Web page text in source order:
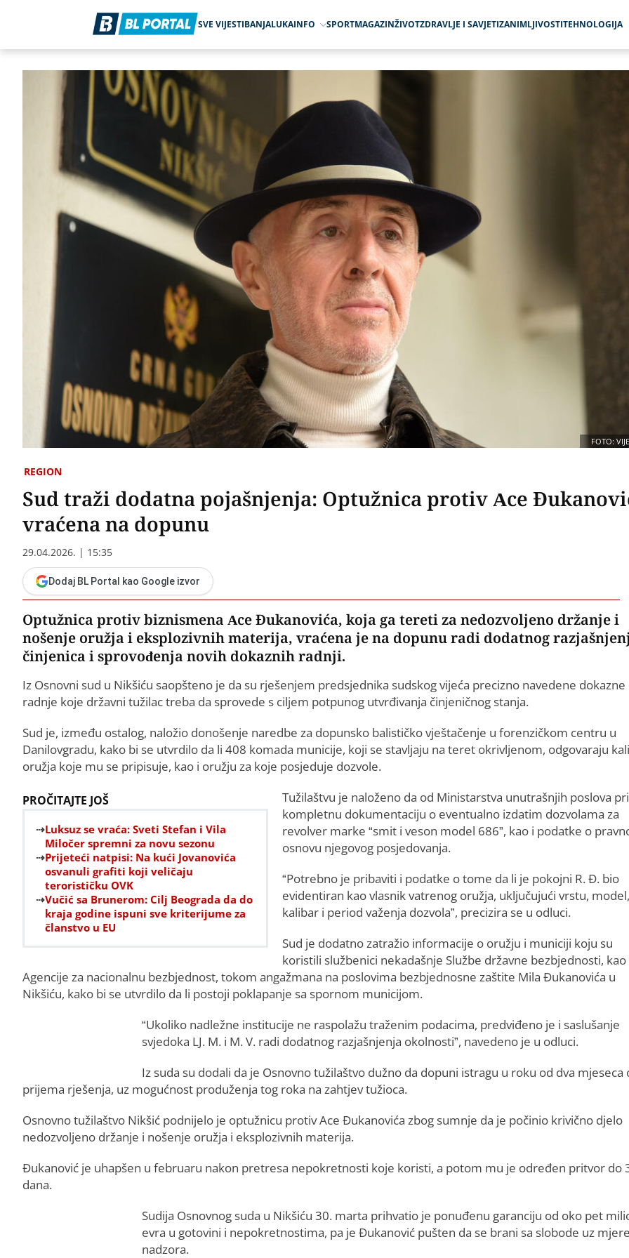
SVE VIJESTIBANJALUKAINFO SPORTMAGAZINŽIVOTZDRAVLJE I SAVJETIZANIMLJIVOSTITEHNOLOGIJA
FOTO:
REGION
Sud traži dodatna pojašnjenja: Optužnica protiv Ace
vraćena na dopunu
29.04.2026. | 15:35
Dodaj BL Portal kao Google izvor
Optužnica protiv biznismena Ace Đukanovića, koja ga tereti za nedozvoljeno držanje i
nošenje oružja i eksplozivnih materija, vraćena je na dopunu radi dodatnog
činjenica i sprovođenja novih dokaznih radnji.
Iz Osnovni sud u Nikšiću saopšteno je da su rješenjem predsjednika sudskog vijeća precizno navedene dokazne
radnje koje državni tužilac treba da sprovede s ciljem potpunog utvrđivanja činjeničnog stanja.
Sud je, između ostalog, naložio donošenje naredbe za dopunsko balističko vještačenje u forenzičkom centru u
Danilovgradu, kako bi se utvrdilo da li 408 komada municije, koji se stavljaju na teret okrivljenom, odgovaraju
oružja koje mu se pripisuje, kao i oružju za koje posjeduje dozvole.
PROČITAJTE JOŠ
Luksuz se vraća: Sveti Stefan i Vila
Miločer spremni za novu sezonu
Prijeteći natpisi: Na kući Jovanovića
osvanuli grafiti koji veličaju
terorističku OVK
Vučić sa Brunerom: Cilj Beograda da do
kraja godine ispuni sve kriterijume za
članstvo u EU
Tužilaštvu je naloženo da od Ministarstva unutrašnjih poslova
kompletnu dokumentaciju o eventualno izdatim dozvolama za
revolver marke “smit i veson model 686”, kao i podatke o
osnovu njegovog posjedovanja.
“Potrebno je pribaviti i podatke o tome da li je pokojni R. Đ. bio
evidentiran kao vlasnik vatrenog oružja, uključujući vrstu, model,
kalibar i period važenja dozvola”, precizira se u odluci.
Sud je dodatno zatražio informacije o oružju i municiji koju su
koristili službenici nekadašnje Službe državne bezbjednosti, kao
Agencije za nacionalnu bezbjednost, tokom angažmana na poslovima bezbjednosne zaštite Mila Đukanovića u
Nikšiću, kako bi se utvrdilo da li postoji poklapanje sa spornom municijom.
“Ukoliko nadležne institucije ne raspolažu traženim podacima, predviđeno je i saslušanje
svjedoka LJ. M. i M. V. radi dodatnog razjašnjenja okolnosti”, navedeno je u odluci.
Iz suda su dodali da je Osnovno tužilaštvo dužno da dopuni istragu u roku od dva mjeseca
prijema rješenja, uz mogućnost produženja tog roka na zahtjev tužioca.
Osnovno tužilaštvo Nikšić podnijelo je optužnicu protiv Ace Đukanovića zbog sumnje da je počinio krivično djelo
nedozvoljeno držanje i nošenje oružja i eksplozivnih materija.
Đukanović je uhapšen u februaru nakon pretresa nepokretnosti koje koristi, a potom mu je određen pritvor do
dana.
Sudija Osnovnog suda u Nikšiću 30. marta prihvatio je ponuđenu garanciju od oko pet
evra u gotovini i nepokretnostima, pa je Đukanović pušten da se brani sa slobode uz mjere
nadzora.